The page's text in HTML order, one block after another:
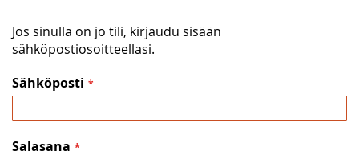
Jos sinulla on jo tili, kirjaudu sisään
sähköpostiosoitteellasi.
Sähköposti
Salasana